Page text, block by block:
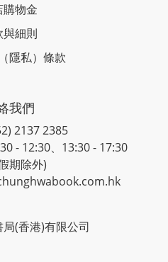
購物金
與細則
隱私）條款
我們
2137 2385
- 12:30、13:30 - 17:30
期除外)
(香港)有限公司